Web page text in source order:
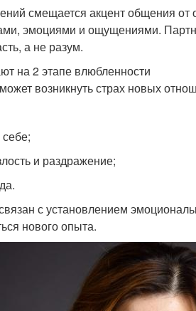
смещается акцент общения
эмоциями и ощущениями.
а не разум.
на 2 этапе влюбленности
возникнуть страх новых
и раздражение;
с установлением
нового опыта.